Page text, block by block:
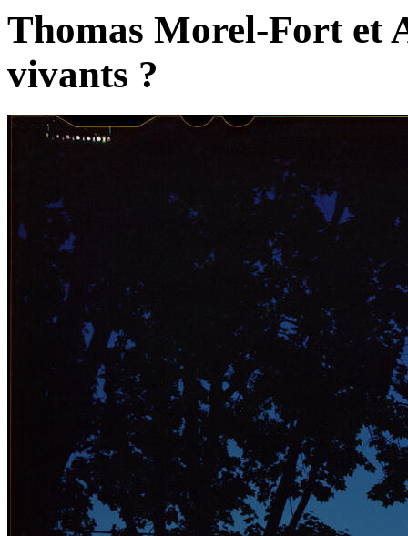
Thomas Morel-Fort et
vivants ?